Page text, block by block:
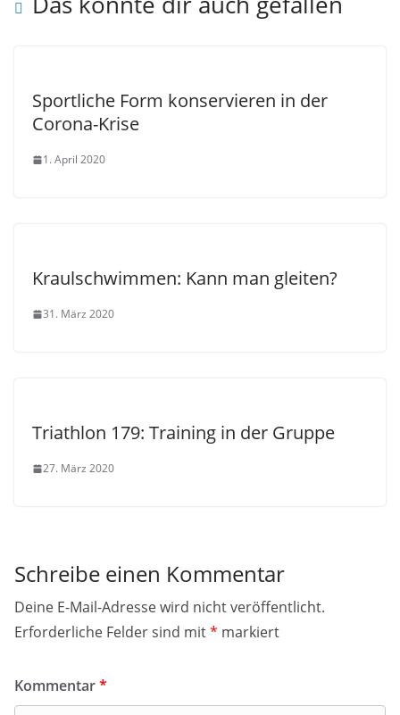
Sportliche Form konservieren in der
Corona-Krise
1. April 2020
Kraulschwimmen: Kann man gleiten?
31. März 2020
Triathlon 179: Training in der Gruppe
27. März 2020
Schreibe einen Kommentar
Deine E-Mail-Adresse wird nicht veröffentlicht.
Erforderliche Felder sind mit* markiert
Kommentar*